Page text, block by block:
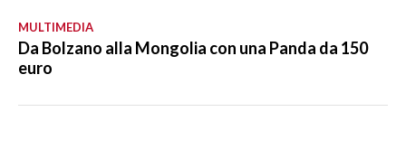
MULTIMEDIA
Da Bolzano alla Mongolia con una Panda da 150
euro